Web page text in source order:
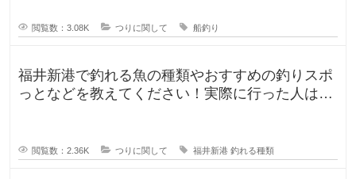
閲覧数：3.08K つりに関して 船釣り
福井新港で釣れる魚の種類やおすすめの釣りスポ
っとなどを教えてください！実際に行った人はど
閲覧数：2.36K つりに関して 福井新港 釣れる種類